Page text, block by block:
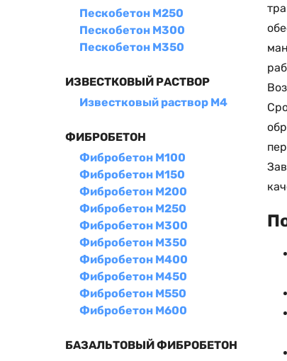
Пескобетон М250
Пескобетон М300
Пескобетон М350
ИЗВЕСТКОВЫЙ РАСТВОР
Известковый раствор М4
ФИБРОБЕТОН
Фибробетон М100
Фибробетон М150
Фибробетон М200
Фибробетон М250
Фибробетон М300
Фибробетон М350
Фибробетон М400
Фибробетон М450
Фибробетон М550
Фибробетон М600
БАЗАЛЬТОВЫЙ ФИБРОБЕТОН